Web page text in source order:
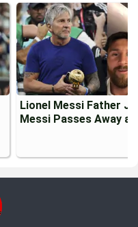
Lionel Messi Father
Messi Passes Away at